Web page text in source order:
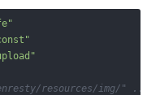
resources/img/"